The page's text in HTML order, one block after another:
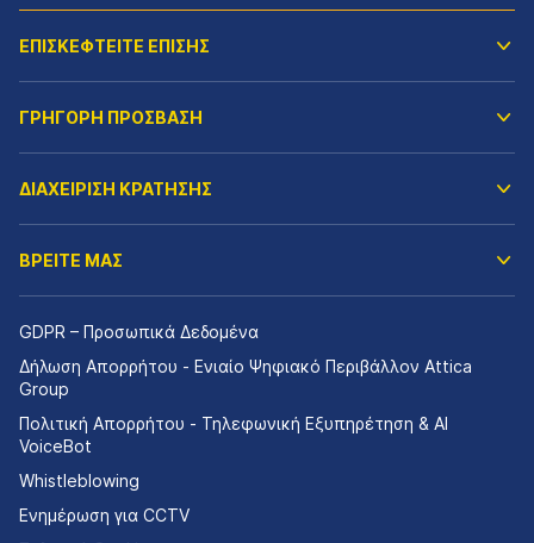
ΕΠΙΣΚΕΦΤΕΙΤΕ ΕΠΙΣΗΣ
ΓΡΗΓΟΡΗ ΠΡΟΣΒΑΣΗ
ΔΙΑΧΕΙΡΙΣΗ ΚΡΑΤΗΣΗΣ
ΒΡΕΙΤΕ ΜΑΣ
GDPR – Προσωπικά Δεδομένα
Δήλωση Απορρήτου - Ενιαίο Ψηφιακό Περιβάλλον Attica
Group
Πολιτική Απορρήτου - Τηλεφωνική Εξυπηρέτηση & AI
VoiceBot
Whistleblowing
Ενημέρωση για CCTV